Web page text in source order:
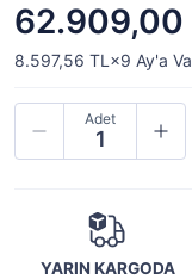
62.909,00
8.597,56 TL×9 Ay'a
Adet
YARIN KARGODA